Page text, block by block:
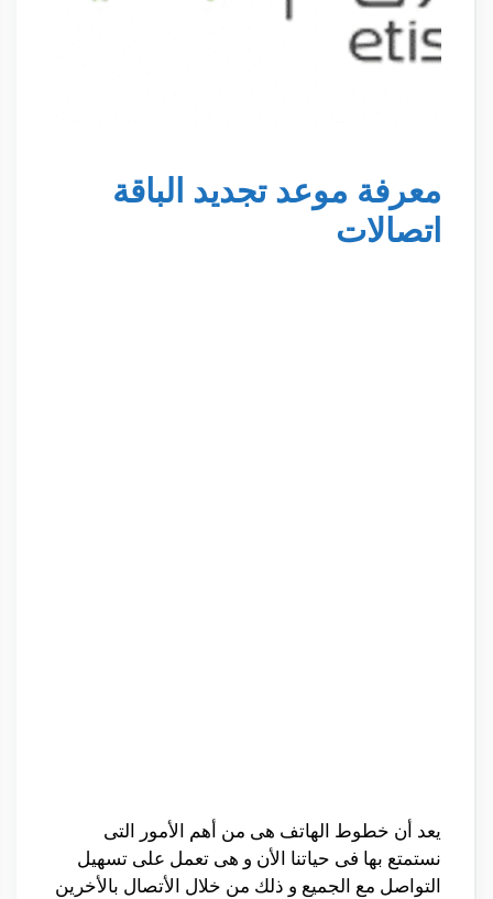
معرفة موعد تجديد الباقة
اتصالات
يعد أن خطوط الهاتف هى من أهم الأمور التى
نستمتع بها فى حياتنا الأن و هى تعمل على تسهيل
التواصل مع الجميع و ذلك من خلال الأتصال بالأخرين